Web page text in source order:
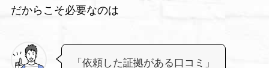
だからこそ必要なのは
「依頼した証拠がある口コミ」